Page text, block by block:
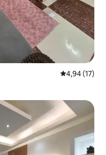
4,94 de uma
4,94 (17)